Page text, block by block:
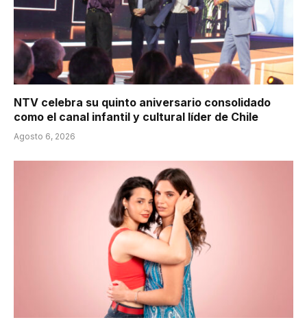
NTV celebra su quinto aniversario consolidado
como el canal infantil y cultural líder de Chile
Agosto 6, 2026